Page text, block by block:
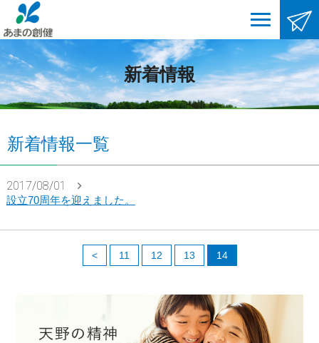
新着情報
新着情報一覧
2017/08/01
設立70周年を迎えました。
< 11 12 13 14